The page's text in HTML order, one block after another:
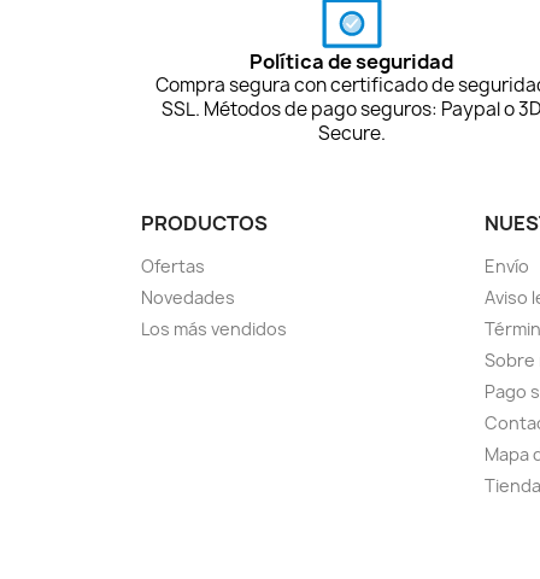
Política de seguridad
Compra segura con certificado de
SSL. Métodos de pago seguros: Paypal o 3D
Secure.
PRODUCTOS
Ofertas
Novedades
Los más vendidos
Envío
Aviso
Pago
Mapa